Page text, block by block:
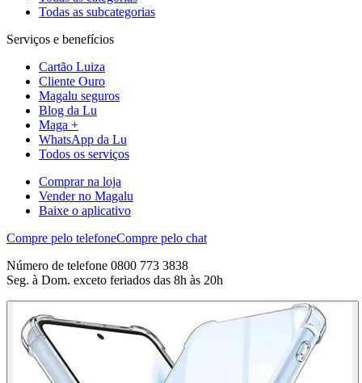
Todas as subcategorias
Serviços e benefícios
Cartão Luiza
Cliente Ouro
Magalu seguros
Blog da Lu
Maga +
WhatsApp da Lu
Todos os serviços
Comprar na loja
Vender no Magalu
Baixe o aplicativo
Compre pelo telefoneCompre pelo chat
Número de telefone 0800 773 3838
Seg. à Dom. exceto feriados das 8h às 20h